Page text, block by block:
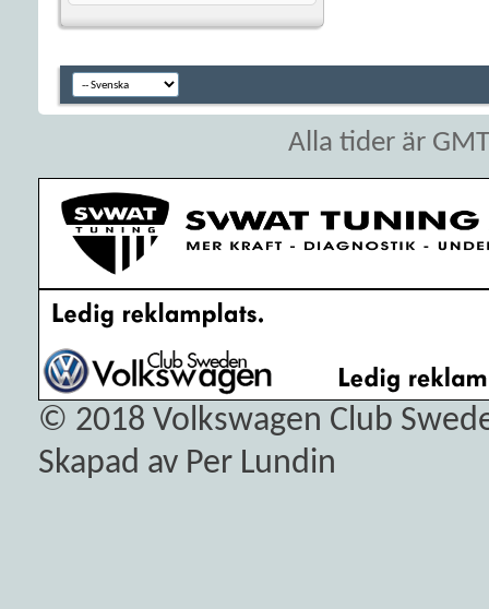
Alla tider är
© 2018 Volkswagen Club
Skapad av Per Lundin